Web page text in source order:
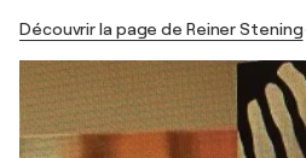
Découvrir la page de Reiner Stening